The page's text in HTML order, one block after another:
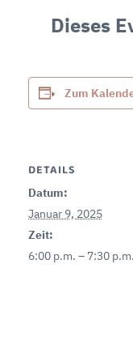
Dieses
Zum
DETAILS
Datum:
Januar 9, 2025
Zeit:
6:00 p.m. – 7:30 p.m.